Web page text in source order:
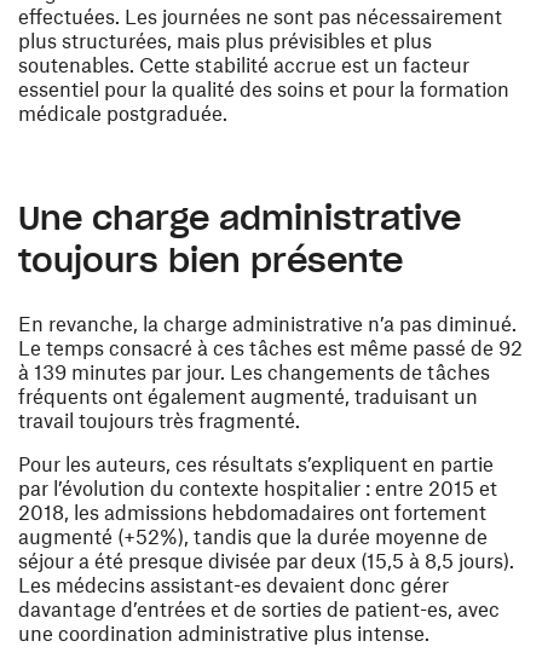
effectuées. Les journées ne sont pas nécessairement
plus structurées, mais plus prévisibles et plus
soutenables. Cette stabilité accrue est un facteur
essentiel pour la qualité des soins et pour la formation
médicale postgraduée.
Une charge administrative
toujours bien présente
En revanche, la charge administrative n’a pas diminué.
Le temps consacré à ces tâches est même passé de 92
à 139 minutes par jour. Les changements de tâches
fréquents ont également augmenté, traduisant un
travail toujours très fragmenté.
Pour les auteurs, ces résultats s’expliquent en partie
par l’évolution du contexte hospitalier : entre 2015 et
2018, les admissions hebdomadaires ont fortement
augmenté (+52%), tandis que la durée moyenne de
séjour a été presque divisée par deux (15,5 à 8,5 jours).
Les médecins assistant-es devaient donc gérer
davantage d’entrées et de sorties de patient-es, avec
une coordination administrative plus intense.